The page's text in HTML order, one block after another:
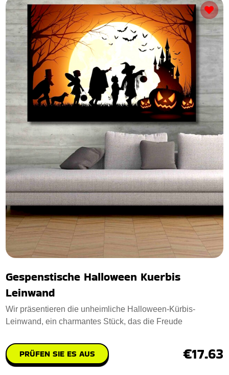
Gespenstische Halloween Kuerbis
Leinwand
Wir präsentieren die unheimliche Halloween-Kürbis-
Leinwand, ein charmantes Stück, das die Freude
PRÜFEN SIE ES AUS €17.63